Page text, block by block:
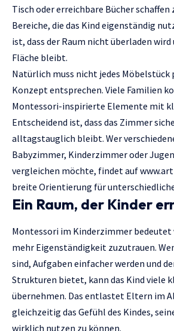
Tisch oder erreichbare Bücher schaffen
Bereiche, die das Kind eigenständig
ist, dass der Raum nicht überladen wird
Fläche bleibt.
Natürlich muss nicht jedes Möbelstück
Konzept entsprechen. Viele Familien
Montessori-inspirierte Elemente mit
Entscheidend ist, dass das Zimmer
alltagstauglich bleibt. Wer
Babyzimmer, Kinderzimmer oder
vergleichen möchte, findet auf
breite Orientierung für
Ein Raum, der Kinder
Montessori im Kinderzimmer bedeutet
mehr Eigenständigkeit zuzutrauen.
sind, Aufgaben einfacher werden und
Strukturen bietet, kann das Kind viele
übernehmen. Das entlastet Eltern im
gleichzeitig das Gefühl des Kindes,
wirklich nutzen zu können.